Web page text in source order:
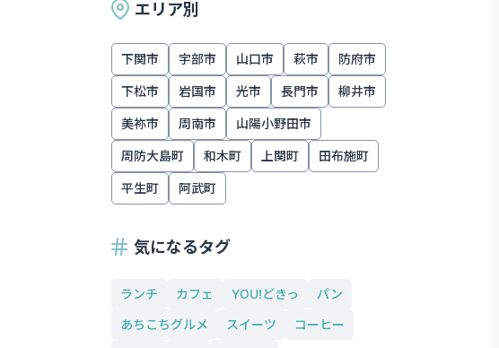
エリア別
下関市 宇部市 山口市 萩市 防府市
下松市 岩国市 光市 長門市 柳井市
美祢市 周南市 山陽小野田市
周防大島町 和木町 上関町 田布施町
平生町 阿武町
気になるタグ
ランチ カフェ YOU!どきっ
パン
あちこちグルメ
スイーツ
コーヒー